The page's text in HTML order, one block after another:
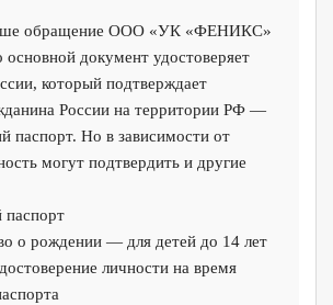
обращение ООО «УК «ФЕНИКС»
основной документ удостоверяет
который подтверждает
России на территории РФ —
паспорт. Но в зависимости от
могут подтвердить и другие
паспорт
о рождении — для детей до 14 лет
личности на время